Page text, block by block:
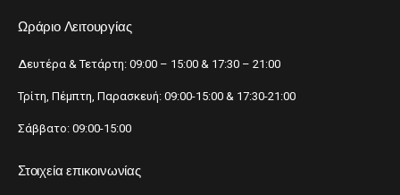
Ωράριο Λειτουργίας
Δευτέρα & Τετάρτη: 09:00 – 15:00 & 17:30 – 21:00
Τρίτη, Πέμπτη, Παρασκευή: 09:00-15:00 & 17:30-21:00
Σάββατο: 09:00-15:00
Στοιχεία επικοινωνίας